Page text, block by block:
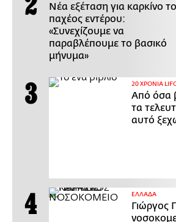
Νέα εξέταση για καρκίνο
παχέος εντέρου:
«Συνεχίζουμε να
παραβλέπουμε το βασικό
μήνυμα»
20 ΧΡΟΝΙΑ
Από όσα
τα
αυτό
ΕΛΛΑΔΑ
Γιώργος